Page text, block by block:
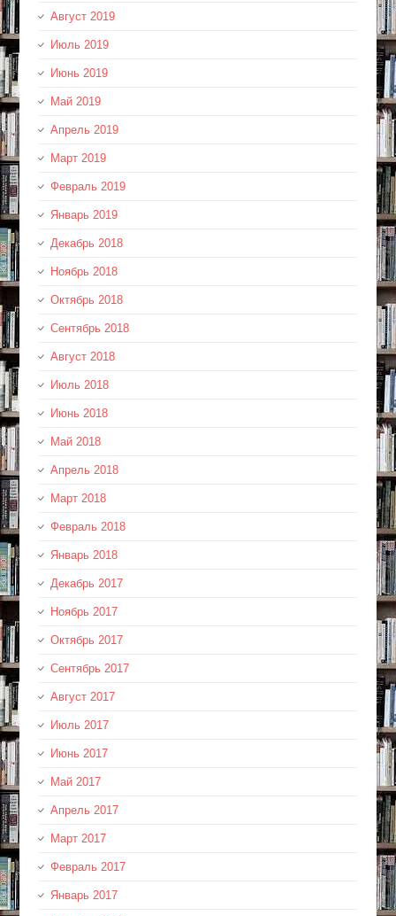
Август 2019
Июль 2019
Июнь 2019
Май 2019
Апрель 2019
Март 2019
Февраль 2019
Январь 2019
Декабрь 2018
Ноябрь 2018
Октябрь 2018
Сентябрь 2018
Август 2018
Июль 2018
Июнь 2018
Май 2018
Апрель 2018
Март 2018
Февраль 2018
Январь 2018
Декабрь 2017
Ноябрь 2017
Октябрь 2017
Сентябрь 2017
Август 2017
Июль 2017
Июнь 2017
Май 2017
Апрель 2017
Март 2017
Февраль 2017
Январь 2017